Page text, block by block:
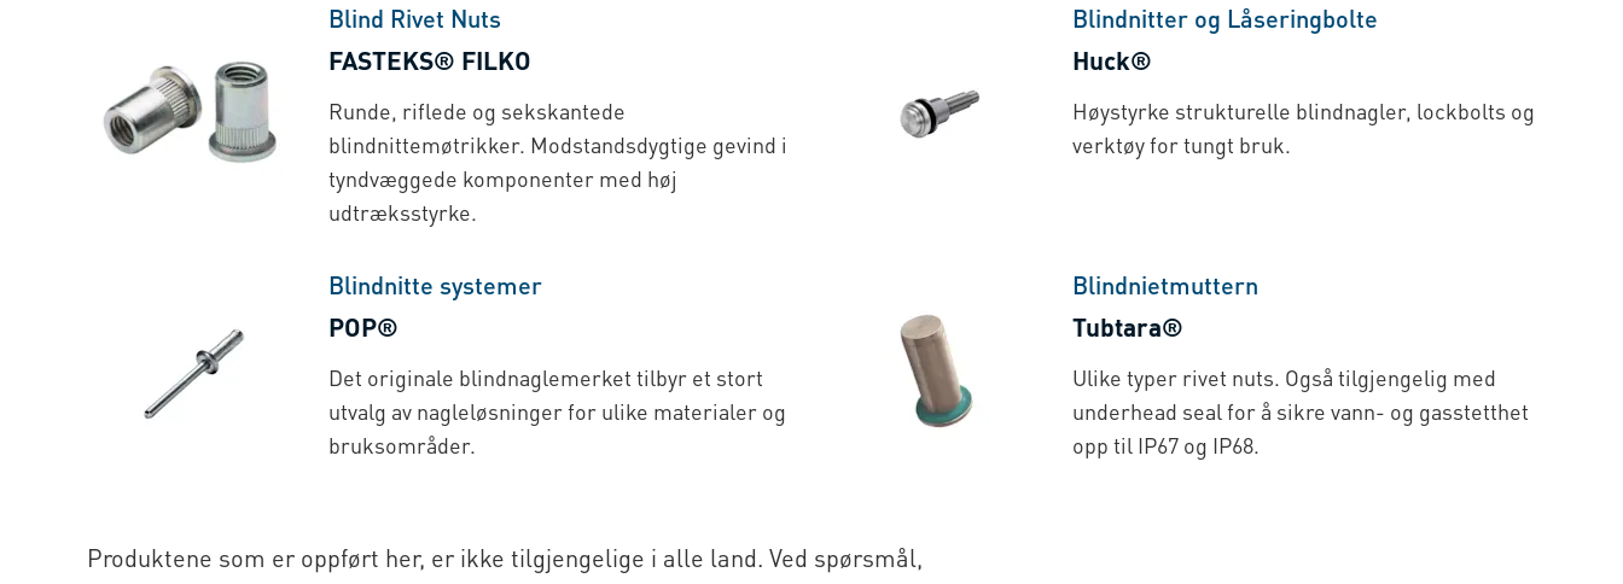
Blind Rivet Nuts
FASTEKS® FILKO
Runde, riflede og sekskantede
blindnittemøtrikker. Modstandsdygtige gevind i
tyndvæggede komponenter med høj
udtræksstyrke.
Blindnitter og Låseringbolte
Huck®
Høystyrke strukturelle blindnagler, lockbolts og
verktøy for tungt bruk.
Blindnitte systemer
POP®
Det originale blindnaglemerket tilbyr et stort
utvalg av nagleløsninger for ulike materialer og
bruksområder.
Blindnietmuttern
Tubtara®
Ulike typer rivet nuts. Også tilgjengelig med
underhead seal for å sikre vann- og gasstetthet
opp til IP67 og IP68.
Produktene som er oppført her, er ikke tilgjengelige i alle land. Ved spørsmål,